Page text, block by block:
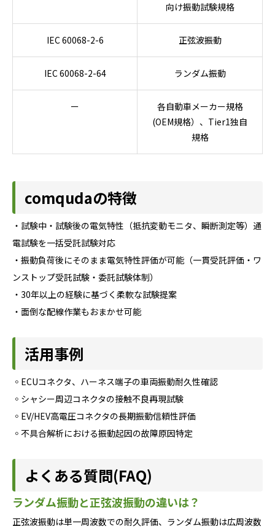
向け振動試験規格
IEC 60068-2-6 正弦波振動
IEC 60068-2-64 ランダム振動
ー
各自動車メーカー規格
(OEM規格）、Tier1独自
規格
comqudaの特徴
・試験中・試験後の電気特性（抵抗変動モニタ、瞬断測定等）通
電試験を一括受託試験対応
・振動負荷後にそのまま電気特性評価が可能（一貫受託評価・ワ
ンストップ受託試験・委託試験体制）
・30年以上の経験に基づく柔軟な試験提案
・面倒な配線作業もおまかせ可能
活用事例
◦ECUコネクタ、ハーネス端子の車両振動耐久性確認
◦シャシー周辺コネクタの接触不良再現試験
◦EV/HEV高電圧コネクタの長期振動信頼性評価
◦不具合解析における振動起因の故障原因特定
よくある質問(FAQ)
ランダム振動と正弦波振動の違いは？
正弦波振動は単一周波数での耐久評価、ランダム振動は広周波数